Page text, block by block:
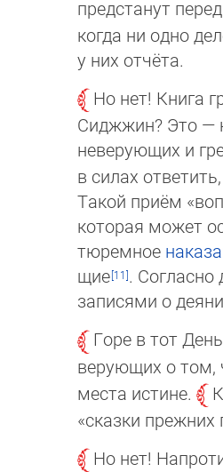
предстанут
когда ни одно
у них отчёта.
Но нет! Книга
Сиджжин? Это —
неверующих и
в силах
Такой приём
которая может
тю­ремное
щие
.
за­пи­сями о
Горе в тот
ве­рую­щих о том,
места истине.
«сказ­ки
Но нет!